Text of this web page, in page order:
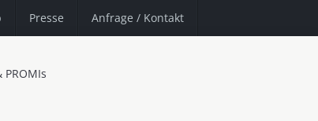
Presse Anfrage / Kontakt
PROMIs